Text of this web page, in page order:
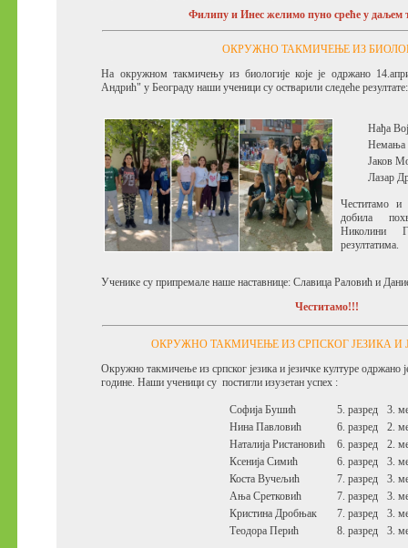
Филипу и Инес желимо пуно среће у
ОКРУЖНО ТАКМИЧЕЊЕ ИЗ
На окружном такмичењу из биологије које је одржано
Андрић" у Београду наши ученици су остварили следеће резултате:
Нађа
Немања
Јаков
Лазар
Честитамо и
добила
Николини
резултатима.
Ученике су припремале наше наставнице: Славица Раловић и
Честитамо!!!
ОКРУЖНО ТАКМИЧЕЊЕ ИЗ СРПСКОГ ЈЕЗИКА И
Окружно такмичење из српског језика и језичке културе одржано
године.Наши ученици су постигли изузетан успех :
Софија Бушић 5. разред
3.
Нина Павловић
6. разред
2.
Наталија Ристановић
6. разред
2.
Ксенија Симић
6. разред
3.
Коста Вучељић
7. разред
3.
Ања Сретковић
7. разред
3.
Кристина Дробњак
7. разред
3.
Теодора Перић
8. разред 3.